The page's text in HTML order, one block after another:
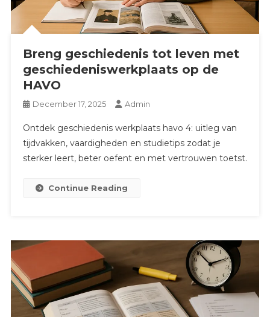
Breng geschiedenis tot leven met
geschiedeniswerkplaats op de
HAVO
December 17, 2025 Admin
Ontdek geschiedenis werkplaats havo 4: uitleg van
tijdvakken, vaardigheden en studietips zodat je
sterker leert, beter oefent en met vertrouwen toetst.
Continue Reading